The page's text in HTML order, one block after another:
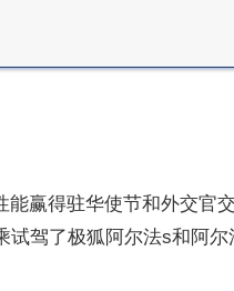
赢得驻华使节和外交官
驾了极狐阿尔法s和阿